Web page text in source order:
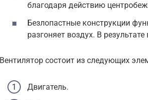
благодаря действию
Безлопастные конструкции
разгоняет воздух. В
Вентилятор состоит из следующих
Двигатель.